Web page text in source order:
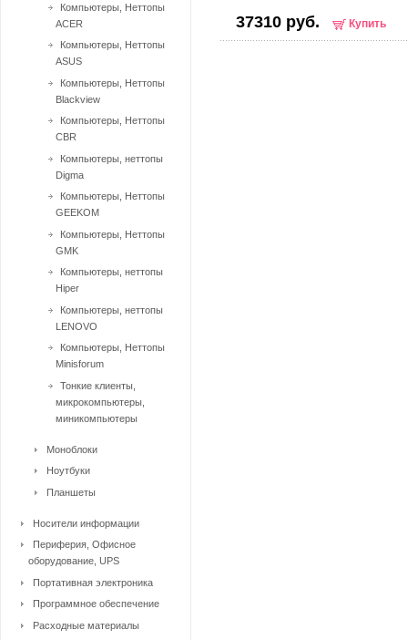
37310 руб. Купить
Компьютеры, Неттопы
ACER
Компьютеры, Неттопы
ASUS
Компьютеры, Неттопы
Blackview
Компьютеры, Неттопы
CBR
Компьютеры, неттопы
Digma
Компьютеры, Неттопы
GEEKOM
Компьютеры, Неттопы
GMK
Компьютеры, неттопы
Hiper
Компьютеры, неттопы
LENOVO
Компьютеры, Неттопы
Minisforum
Тонкие клиенты,
микрокомпьютеры,
миникомпьютеры
Моноблоки
Ноутбуки
Планшеты
Носители информации
Периферия, Офисное
оборудование, UPS
Портативная электроника
Программное обеспечение
Расходные материалы